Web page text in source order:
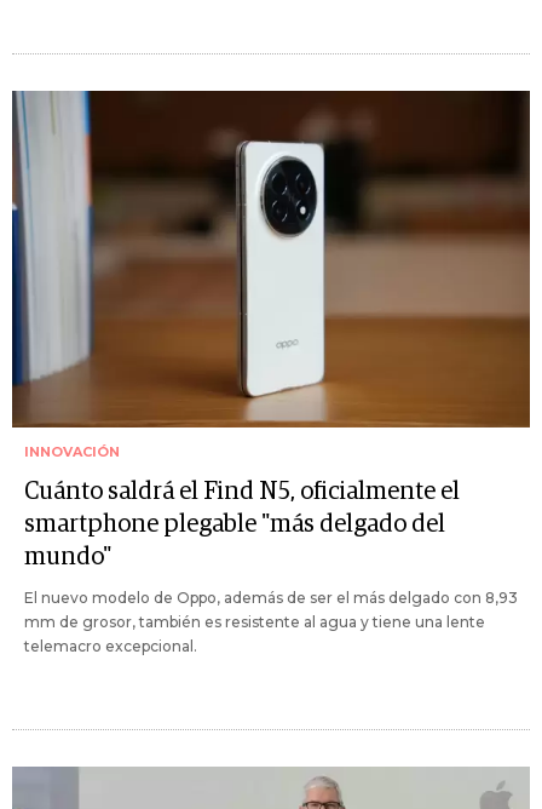
INNOVACIÓN
Cuánto saldrá el Find N5, oficialmente el
smartphone plegable "más delgado del
mundo"
El nuevo modelo de Oppo, además de ser el más delgado con 8,93
mm de grosor, también es resistente al agua y tiene una lente
telemacro excepcional.